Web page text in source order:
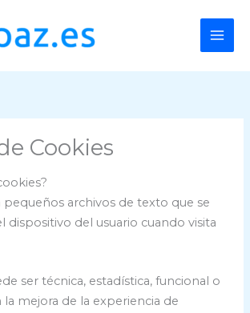
Cookies
pequeños archivos de texto que se
dispositivo del usuario cuando visita
ser técnica, estadística, funcional o
la mejora de la experiencia de